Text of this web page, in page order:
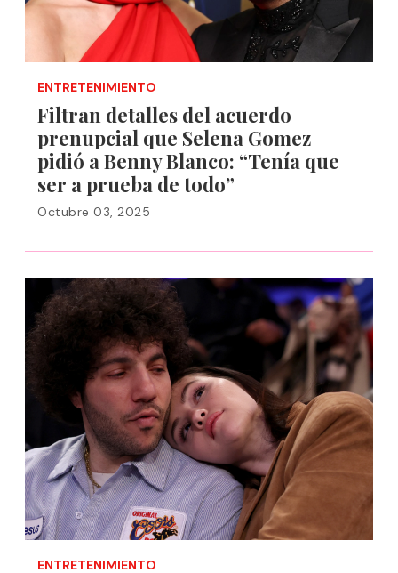
ENTRETENIMIENTO
Filtran detalles del acuerdo
prenupcial que Selena Gomez
pidió a Benny Blanco: “Tenía que
ser a prueba de todo”
Octubre 03, 2025
ENTRETENIMIENTO